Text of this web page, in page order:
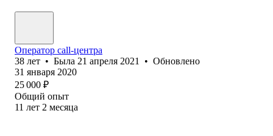
Оператор call-центра
38 лет • Была 21 апреля 2021 • Обновлено
31 января 2020
25 000 ₽
Общий опыт
11 лет 2 месяца